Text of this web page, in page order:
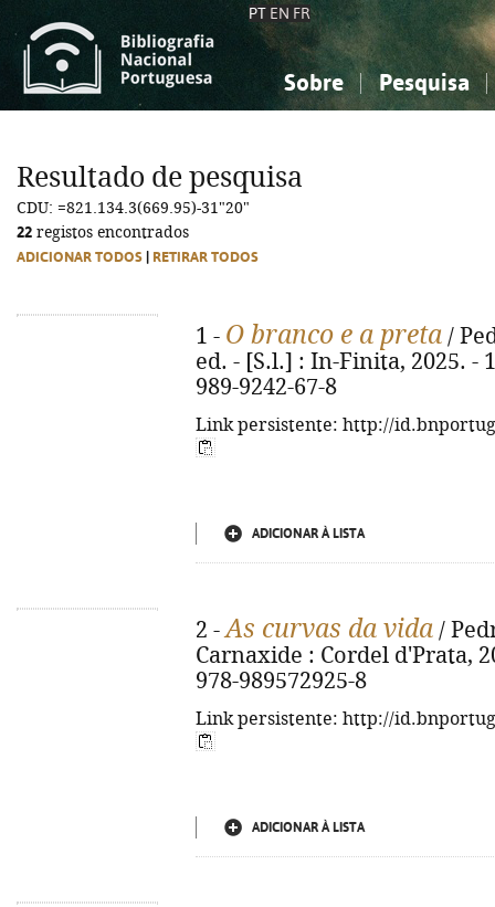
PT EN FR
Sobre Pesquisa
Ciências sociais...
Ciências sociais...
Resultado de pesquisa
CDU: =821.134.3(669.95)-31"20"
22 registos encontrados
ADICIONAR TODOS RETIRAR TODOS
1 - O branco e a preta /
ed. - [S.l.] : In-Finita, 2025. -
989-9242-67-8
Link persistente: http://
ADICIONAR À LISTA
2 -As curvas da vida /
Carnaxide : Cordel d'Prata,
978-989572925-8
Link persistente: http://
ADICIONAR À LISTA